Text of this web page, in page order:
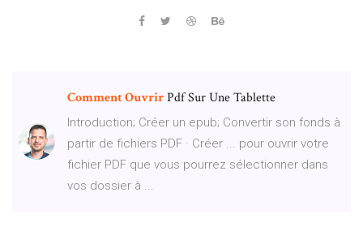
Comment OuvrirPdf Sur Une Tablette
Introduction; Créer un epub; Convertir son fonds à
partir de fichiers PDF · Créer ... pour ouvrir votre
fichier PDF que vous pourrez sélectionner dans
vos dossier à ...